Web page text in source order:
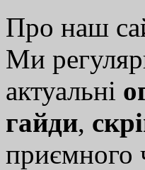
Про наш
Ми
актуальні
гайди,
приємного